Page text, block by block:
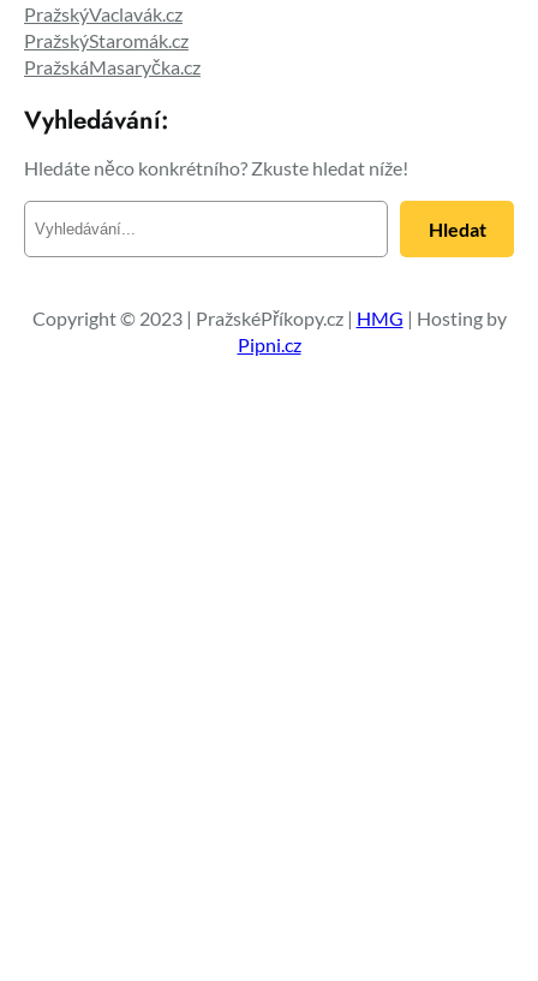
PražskýVaclavák.cz
PražskýStaromák.cz
PražskáMasaryčka.cz
Vyhledávání:
Hledáte něco konkrétního? Zkuste hledat níže!
e
a
t
Hledat
Copyright © 2023 | PražskéPříkopy.cz | HMG | Hosting by
Pipni.cz